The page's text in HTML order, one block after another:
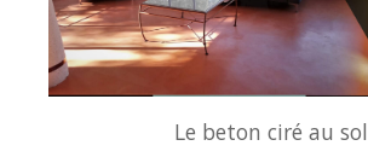
Le beton ciré au sol